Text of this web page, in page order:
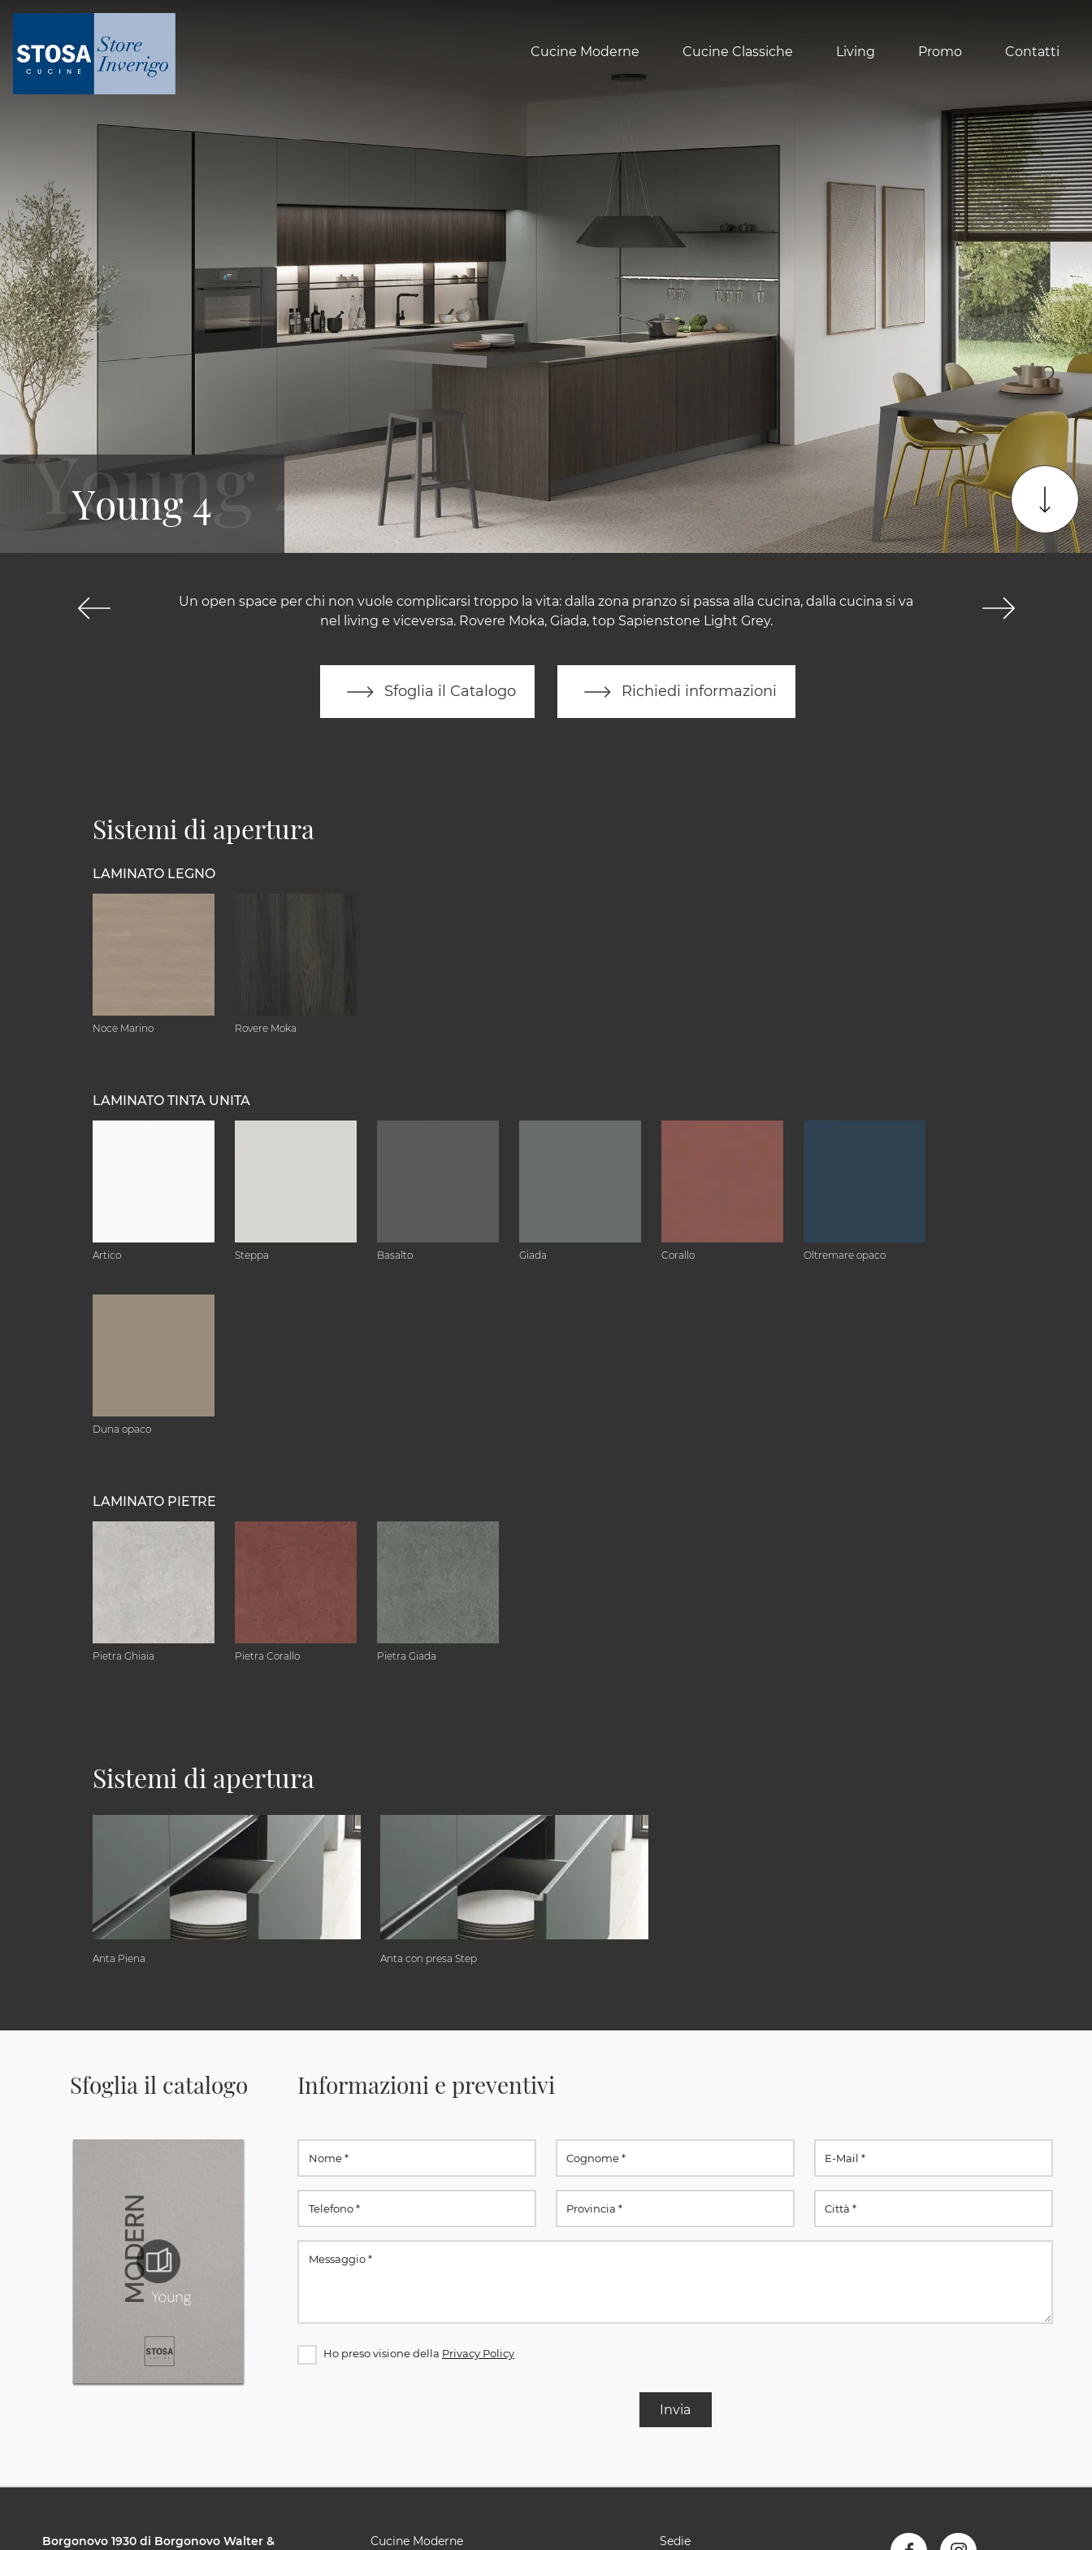
Cucine Moderne Cucine Classiche Living Promo Contatti
Un open space per chi non vuole complicarsi troppo la vita: dalla zona pranzo si passa alla cucina, dalla cucina si va
nel living e viceversa. Rovere Moka, Giada, top Sapienstone Light Grey.
Sfoglia il Catalogo Richiedi informazioni
Young 4
Sistemi di apertura
LAMINATO LEGNO
Noce Marino Rovere Moka
LAMINATO TINTA UNITA
Artico Steppa Basalto Giada Corallo Oltremare opaco
Duna opaco
LAMINATO PIETRE
Pietra Ghiaia Pietra Corallo Pietra Giada
Sistemi di apertura
Anta Piena Anta con presa Step
Sfoglia il catalogo Informazioni e preventivi
Ho preso visione della Privacy Policy
Invia
Borgonovo 1930 di Borgonovo Walter & Cucine Moderne Sedie